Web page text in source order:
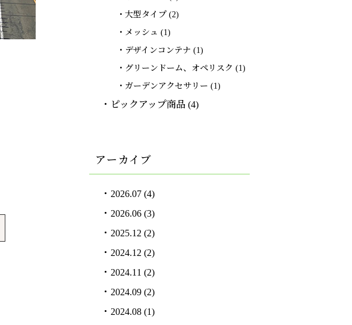
大型タイプ (2)
メッシュ (1)
デザインコンテナ (1)
グリーンドーム、オペリスク (1)
ガーデンアクセサリー (1)
ピックアップ商品 (4)
アーカイブ
2026.07 (4)
2026.06 (3)
2025.12 (2)
2024.12 (2)
2024.11 (2)
2024.09 (2)
2024.08 (1)